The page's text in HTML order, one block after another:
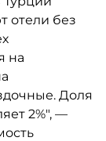
отели без
на
Доля
2%", —